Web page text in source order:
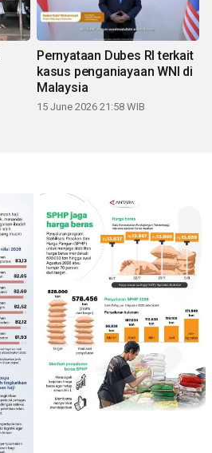
Pernyataan Dubes RI terkait
kasus penganiayaan WNI di
Malaysia
15 June 2026 21:58 WIB